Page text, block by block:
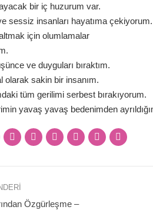
bir iç huzurum var.
sessiz insanları hayatıma çekiyorum.
için olumlamalar
ve duyguları bıraktım.
olarak sakin bir insanım.
tüm gerilimi serbest bırakıyorum.
yavaş yavaş bedenimden
Özgürleşme –